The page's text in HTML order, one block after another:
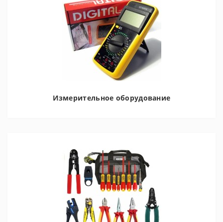
Измерительное оборудование